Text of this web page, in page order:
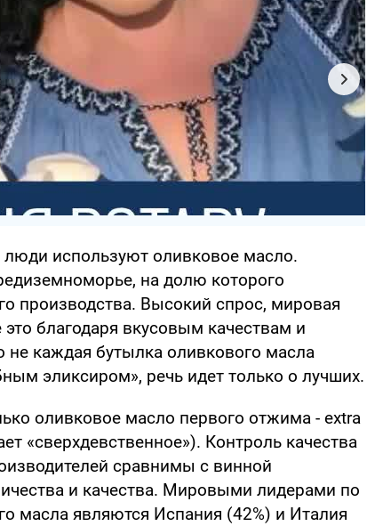
используют оливковое масло.
на долю которого
производства. Высокий спрос, мировая
благодаря вкусовым качествам и
не каждая бутылка оливкового масла
эликсиром», речь идет только о лучших.
оливковое масло первого отжима - extra
«сверхдевственное»). Контроль качества
сравнимы с винной
и качества. Мировыми лидерами по
масла являются Испания (42%) и Италия